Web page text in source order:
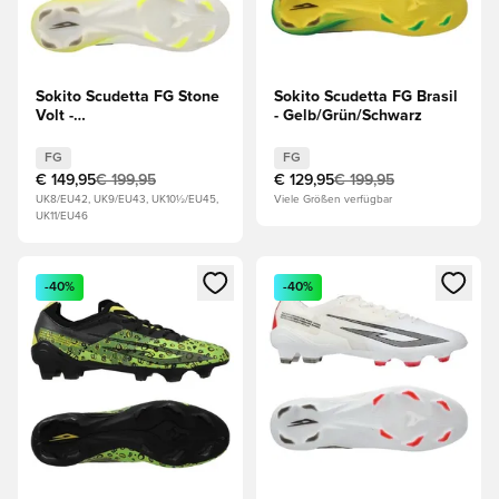
Sokito Scudetta FG Stone
Volt -
FG
€ 149,95€ 199,95
UK8/EU42, UK9/EU43, UK10½/EU45,
UK11/EU46
Sokito Scudetta FG Brasil
- Gelb/Grün/Schwarz
FG
€ 129,95€ 199,95
Viele Größen verfügbar
Öffnet ein Fenster zum Anmelden oder Registrieren als
-40%
Öffnet ein Fenster zum
-40%